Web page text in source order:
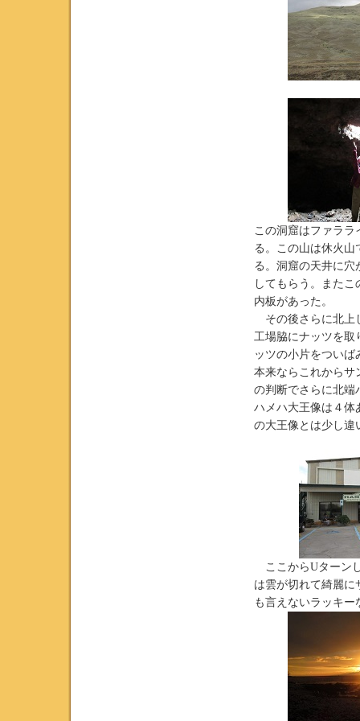
この洞窟はファララ
る。この山は休火山
る。洞窟の天井に穴
してもらう。また
内板があった。
その後さらに北上
工場脇にナッツを取
ッツの小片をつい
本来ならこれからサ
の判断でさらに北端
ハメハ大王像は４体
の大王像とは少し違
ここからUターン
は雲が切れて綺麗に
も言えないラッキー